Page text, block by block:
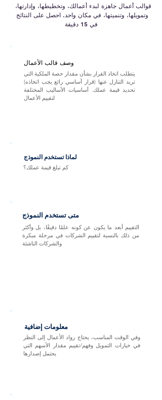
قوالب أعمال جاهزة لبدء أعمالك، وتخطيطها، وإدارتها،
وتمويلها، وتنميتها، في مكان واحد. احصل على النتائج
وصف قالب الأعمال
يتطلب اتخاذ القرار بشأن مقدار حصة الملكية التي
تريد التنازل عنها (قرار أساسي رائع يجب اتخاذه)
تحديد قيمة عملك. أساسيات الأساليب المختلفة
لتقييم الأعمال
لماذا تستخدم النموذج
كم تبلغ قيمة عملك؟
متى تستخدم النموذج
التقييم أبعد ما يكون عن كونه علمًا دقيقًا، بل وأكثر
من ذلك بالنسبة لتقييم الشركات في مرحلة مبكرة
والشركات الناشئة
معلومات إضافية
وفي الوقت المناسب، يحتاج رواد الأعمال إلى النظر
في خيارات التمويل وفهم/تقييم مقدار الأسهم التي
يحتمل إصدارها